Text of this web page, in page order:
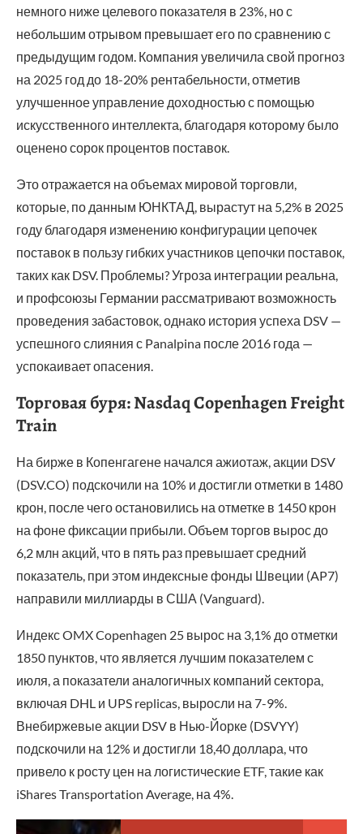
немного ниже целевого показателя в 23%, но с
небольшим отрывом превышает его по сравнению с
предыдущим годом. Компания увеличила свой прогноз
на 2025 год до 18-20% рентабельности, отметив
улучшенное управление доходностью с помощью
искусственного интеллекта, благодаря которому было
оценено сорок процентов поставок.
Это отражается на объемах мировой торговли,
которые, по данным ЮНКТАД, вырастут на 5,2% в 2025
году благодаря изменению конфигурации цепочек
поставок в пользу гибких участников цепочки поставок,
таких как DSV. Проблемы? Угроза интеграции реальна,
и профсоюзы Германии рассматривают возможность
проведения забастовок, однако история успеха DSV —
успешного слияния с Panalpina после 2016 года —
успокаивает опасения.
Торговая буря: Nasdaq Copenhagen Freight
Train
На бирже в Копенгагене начался ажиотаж, акции DSV
(DSV.CO) подскочили на 10% и достигли отметки в 1480
крон, после чего остановились на отметке в 1450 крон
на фоне фиксации прибыли. Объем торгов вырос до
6,2 млн акций, что в пять раз превышает средний
показатель, при этом индексные фонды Швеции (AP7)
направили миллиарды в США (Vanguard).
Индекс OMX Copenhagen 25 вырос на 3,1% до отметки
1850 пунктов, что является лучшим показателем с
июля, а показатели аналогичных компаний сектора,
включая DHL и UPS replicas, выросли на 7-9%.
Внебиржевые акции DSV в Нью-Йорке (DSVYY)
подскочили на 12% и достигли 18,40 доллара, что
привело к росту цен на логистические ETF, такие как
iShares Transportation Average, на 4%.